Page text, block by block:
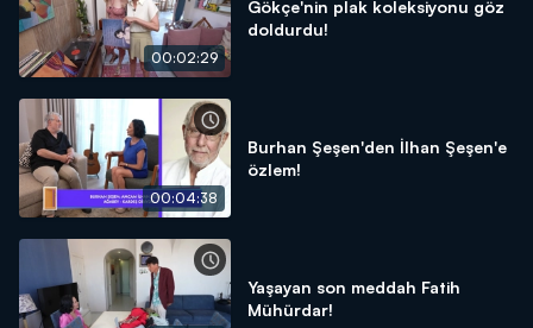
00:02:29
Gökçe'nin plak koleksiyonu göz
doldurdu!
00:04:38
Burhan Şeşen'den İlhan Şeşen'e
özlem!
Yaşayan son meddah Fatih
Mühürdar!